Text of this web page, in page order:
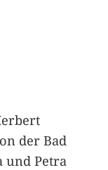
der Bad
und Petra